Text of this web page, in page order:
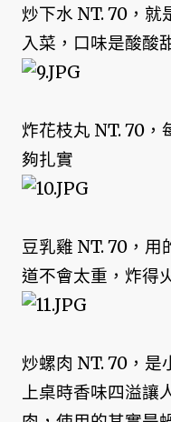
炒下水 NT. 70，就
入菜，口味是酸酸
炸花枝丸 NT. 70，
夠扎實
豆乳雞 NT. 70，用
道不會太重，炸得
炒螺肉 NT. 70，是
上桌時香味四溢讓